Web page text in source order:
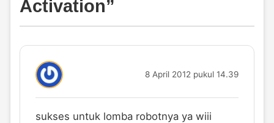
Activation”
8 April 2012 pukul 14.39
sukses untuk lomba robotnya ya wiii